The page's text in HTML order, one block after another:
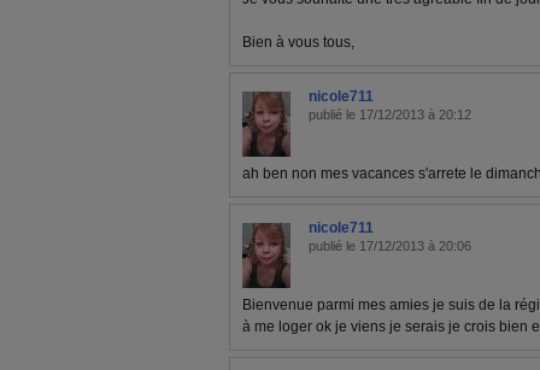
Bien à vous tous,
nicole711
publié le 17/12/2013 à 20:12
ah ben non mes vacances s'arrete le
nicole711
publié le 17/12/2013 à 20:06
Bienvenue parmi mes amies je suis de la
à me loger ok je viens je serais je crois bien